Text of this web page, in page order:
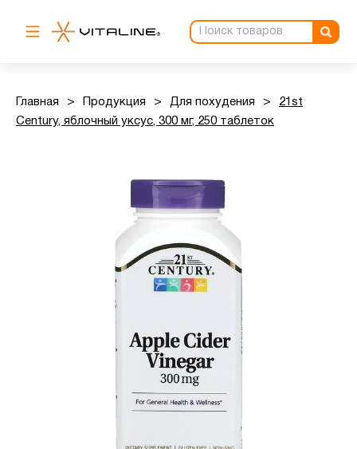
Главная > Продукция > Для похудения >
21st
Century, яблочный уксус, 300 мг, 250 таблеток